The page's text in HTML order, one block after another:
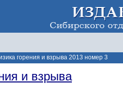
горения и взрыва 2013 номер 3
и взрыва